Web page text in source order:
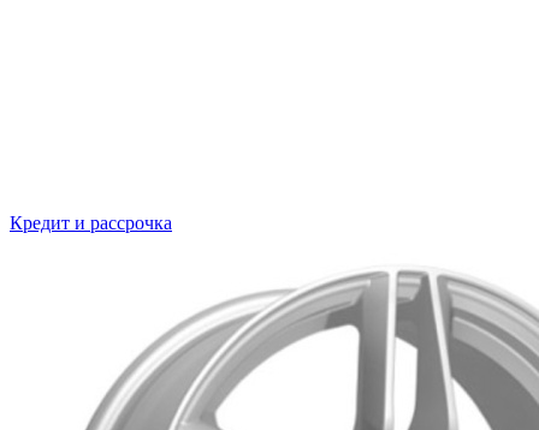
Кредит и рассрочка